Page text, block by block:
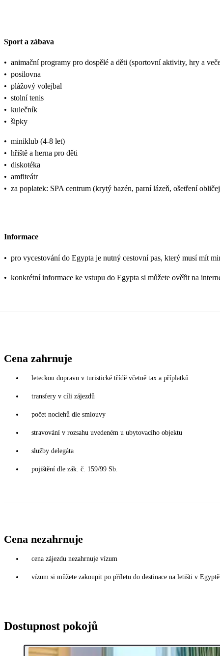
Sport a zábava
• animační programy pro dospělé a děti (sportovní aktivity, hry a
• posilovna
• plážový volejbal
• stolní tenis
• kulečník
• šipky
• miniklub (4-8 let)
• hřiště a herna pro děti
• diskotéka
• amfiteátr
• za poplatek: SPA centrum (krytý bazén, parní lázeň, ošetření
Informace
• pro vycestování do Egypta je nutný cestovní pas, který musí mít
• konkrétní informace ke vstupu do Egypta si můžete ověřit na
Cena zahrnuje
leteckou dopravu v turistické třídě včetně tax a příplatků
transfery v cíli zájezdů
počet noclehů dle smlouvy
stravování v rozsahu uvedeném u ubytovacího objektu
služby delegáta
pojištění dle zák. č. 159/99 Sb.
Cena nezahrnuje
cena zájezdu nezahrnuje vízum
vízum si můžete zakoupit po příletu do destinace na letišti v
Dostupnost pokojů